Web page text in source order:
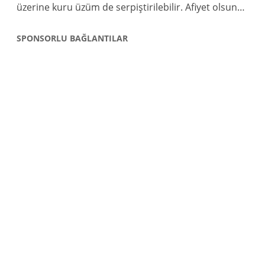
üzerine kuru üzüm de serpiştirilebilir. Afiyet olsun…
SPONSORLU BAĞLANTILAR